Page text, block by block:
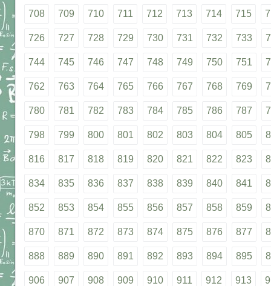
708 709 710 711 712 713 714 715
726 727 728 729 730 731 732 733
744 745 746 747 748 749 750 751
762 763 764 765 766 767 768 769
780 781 782 783 784 785 786 787
798 799 800 801 802 803 804 805
816 817 818 819 820 821 822 823
834 835 836 837 838 839 840 841
852 853 854 855 856 857 858 859
870 871 872 873 874 875 876 877
888 889 890 891 892 893 894 895
906 907 908 909 910 911 912 913